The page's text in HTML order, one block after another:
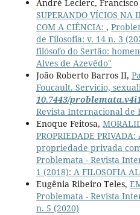
André Leclerc,
SUPERANDO VÍCIOS NA
COM A CIÊNCIA: ,
de Filosofia: v. 14 n. 3
filósofo do Sertão:
Alves de Azevêdo"
João Roberto Barros II,
Foucault. Servicio,
10.7443/
Revista Internacional de
Enoque Feitosa,
PROPRIEDADE
propriedade privada
Problemata - Revista
1 (2018): A FILOSOFIA
Eugênia Ribeiro Teles,
Problemata - Revista
n. 5 (2020)